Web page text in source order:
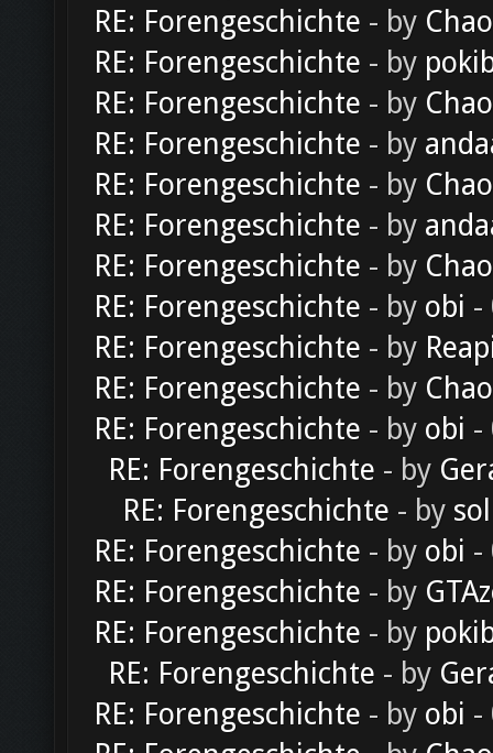
RE: Forengeschichte - by
RE: Forengeschichte - by
RE: Forengeschichte - by
RE: Forengeschichte - by
RE: Forengeschichte - by
RE: Forengeschichte - by
RE: Forengeschichte - by
RE: Forengeschichte - by obi -
RE: Forengeschichte - by
RE: Forengeschichte - by
RE: Forengeschichte - by obi -
RE: Forengeschichte - by
RE: Forengeschichte - by
RE: Forengeschichte - by obi -
RE: Forengeschichte - by
RE: Forengeschichte - by
RE: Forengeschichte - by
RE: Forengeschichte - by obi -